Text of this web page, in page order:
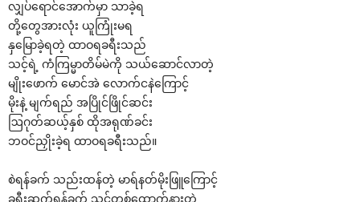
လျှပ်‌ရောင်‌အောက်မှာ သာခဲ့ရ
တို့‌တွေအားလုံး ယူကြုံးမရ
နှ‌မြောခဲ့ရတဲ့ ထာဝရခရီးသည်
သင့်ရဲ့ ကံကြမ္မာတိမ်မဲကို သယ်‌ဆောင်လာတဲ့
မျိုး‌ဖောက် ‌မောင်အဲ ‌လောက်ငနဲ‌ကြောင့်
မိုးနဲ့ မျက်ရည် အပြိုင်ဖြိုင်ဆင်း
ဩဂုတ်ဆယ့်နှစ် ထိုအရုဏ်ခင်း
ဘဝင်ညှိုးခဲ့ရ ထာဝရခရီးသည်။
စဲရန်ခက် သည်းထန်တဲ့ မာရ်နတ်မိုးဖြူ‌ကြောင့်
ခရီးဆက်ရန်ခက် သင်တစ်‌ထောက်နားတဲ့